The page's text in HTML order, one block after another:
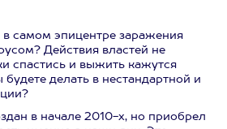
в самом эпицентре заражения
Действия властей не
спастись и выжить кажутся
делать в нестандартной и
в начале 2010-х, но приобрел